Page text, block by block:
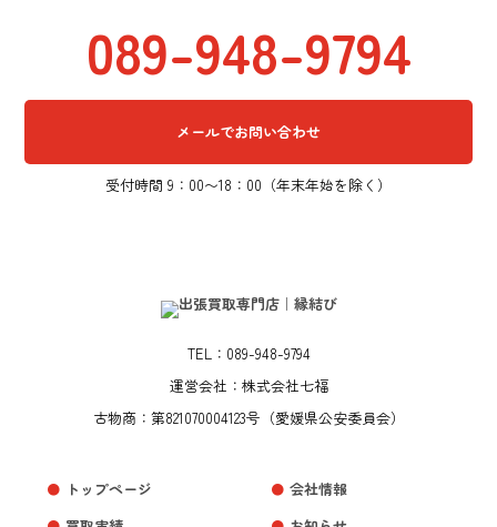
089-948-9794
メールでお問い合わせ
受付時間 9：00〜18：00（年末年始を除く）
TEL：089-948-9794
運営会社：株式会社七福
古物商：第821070004123号（愛媛県公安委員会）
トップページ
会社情報